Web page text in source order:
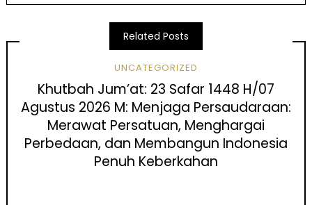
Related Posts
UNCATEGORIZED
Khutbah Jum’at: 23 Safar 1448 H/07
Agustus 2026 M: Menjaga Persaudaraan:
Merawat Persatuan, Menghargai
Perbedaan, dan Membangun Indonesia
Penuh Keberkahan